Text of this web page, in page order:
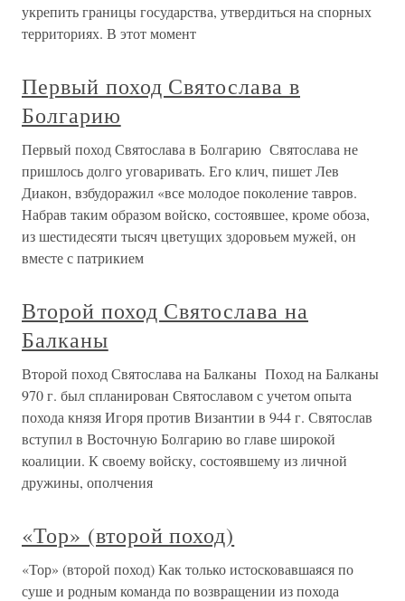
укрепить границы государства, утвердиться на спорных
территориях. В этот момент
Первый поход Святослава в
Болгарию
Первый поход Святослава в Болгарию Святослава не
пришлось долго уговаривать. Его клич, пишет Лев
Диакон, взбудоражил «все молодое поколение тавров.
Набрав таким образом войско, состоявшее, кроме обоза,
из шестидесяти тысяч цветущих здоровьем мужей, он
вместе с патрикием
Второй поход Святослава на
Балканы
Второй поход Святослава на Балканы Поход на Балканы
970 г. был спланирован Святославом с учетом опыта
похода князя Игоря против Византии в 944 г. Святослав
вступил в Восточную Болгарию во главе широкой
коалиции. К своему войску, состоявшему из личной
дружины, ополчения
«Тор» (второй поход)
«Тор» (второй поход) Как только истосковавшаяся по
суше и родным команда по возвращении из похода